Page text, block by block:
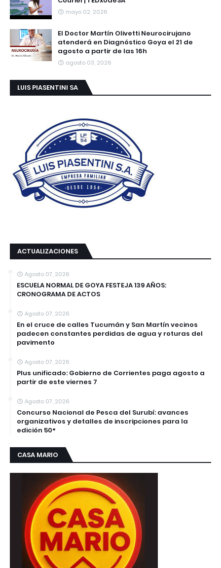
mayo 02, 2026
El Doctor Martín Olivetti Neurocirujano
atenderá en Diagnóstico Goya el 21 de
agosto a partir de las 16h
agosto 03, 2026
LUIS PIASENTINI SA
ACTUALIZACIONES
Agosto 07, 2026
ESCUELA NORMAL DE GOYA FESTEJA 139 AÑOS:
CRONOGRAMA DE ACTOS
Agosto 07, 2026
En el cruce de calles Tucumán y San Martín vecinos
padecen constantes perdidas de agua y roturas del
pavimento
Agosto 07, 2026
Plus unificado: Gobierno de Corrientes paga agosto a
partir de este viernes 7
Agosto 07, 2026
Concurso Nacional de Pesca del Surubí: avances
organizativos y detalles de inscripciones para la
edición 50°
CASA MARIO